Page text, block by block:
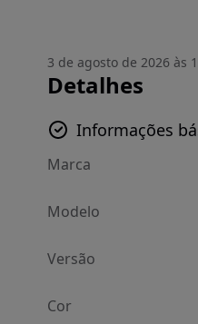
3 de agosto de 2026 às
Detalhes
Informações
Marca
Modelo
Versão
Cor